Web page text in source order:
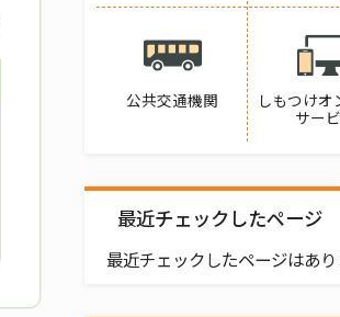
公共交通機関
しもつけオ
サー
最近チェックしたページ
最近チェックしたページはあり